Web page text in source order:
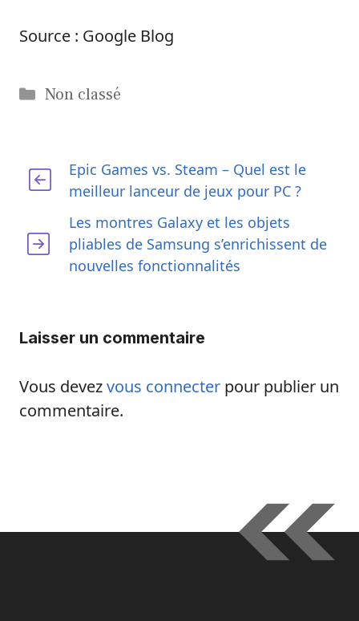
Source : Google Blog
Catégories
Non classé
Epic Games vs. Steam – Quel est le
meilleur lanceur de jeux pour PC ?
Les montres Galaxy et les objets
pliables de Samsung s’enrichissent de
nouvelles fonctionnalités
Laisser un commentaire
Vous devezvous connecter pour publier un
commentaire.